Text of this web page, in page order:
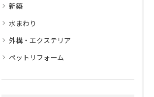
新築
水まわり
外構・エクステリア
ペットリフォーム